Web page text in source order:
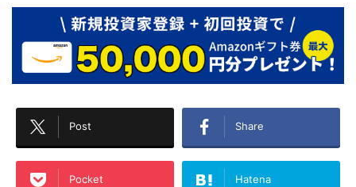
Post Share
Pocket Hatena